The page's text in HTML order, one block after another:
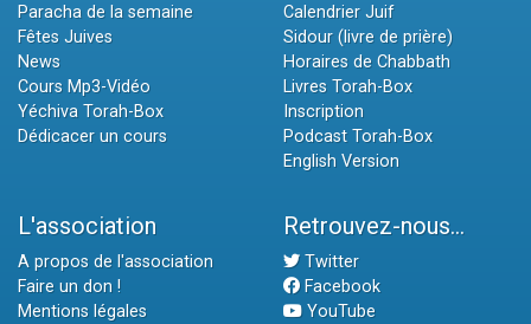
Paracha de la semaine
Fêtes Juives
News
Cours Mp3-Vidéo
Yéchiva Torah-Box
Dédicacer un cours
Calendrier Juif
Sidour (livre de prière)
Horaires de Chabbath
Livres Torah-Box
Inscription
Podcast Torah-Box
English Version
L'association
A propos de l'association
Faire un don !
Mentions légales
Retrouvez-nous...
Twitter
Facebook
YouTube